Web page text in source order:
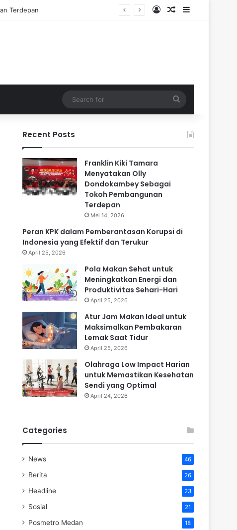
Log InRandom Article
Sidebar
for
Recent Posts
Franklin Kiki Tamara
Menyatakan Olly
Dondokambey Sebagai
Tokoh Pembangunan
Terdepan
Mei 14, 2026
Peran KPK dalam Pemberantasan Korupsi di
Indonesia yang Efektif dan Terukur
April 25, 2026
Pola Makan Sehat untuk
Meningkatkan Energi dan
Produktivitas Sehari-Hari
April 25, 2026
Atur Jam Makan Ideal untuk
Maksimalkan Pembakaran
Lemak Saat Tidur
April 25, 2026
Olahraga Low Impact Harian
untuk Memastikan Kesehatan
Sendi yang Optimal
April 24, 2026
Categories
News 46
Berita 26
Headline 23
Sosial 21
Posmetro Medan 18